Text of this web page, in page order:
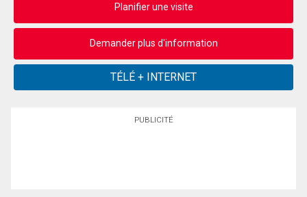
Planifier une visite
Demander plus d'information
PUBLICITÉ